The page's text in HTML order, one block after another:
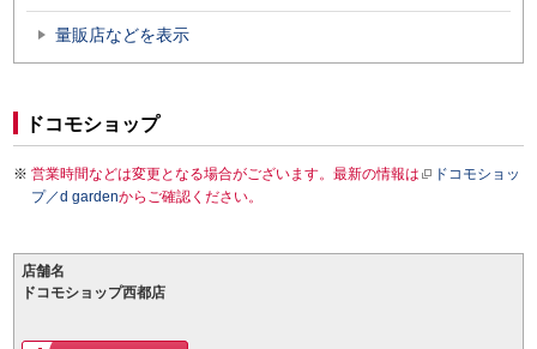
量販店などを表示
ドコモショップ
営業時間などは変更となる場合がございます。最新の情報は
ドコモショッ
プ／d gardenからご確認ください。
店舗名
ドコモショップ西都店